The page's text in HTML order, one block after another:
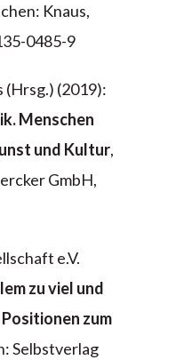
Knaus,
0485-9
(Hrsg.) (2019):
Menschen
und Kultur,
GmbH,
e.V.
zu viel und
zum
Selbstverlag